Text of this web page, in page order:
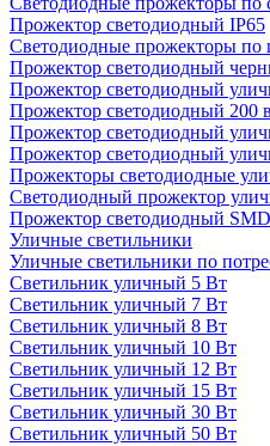
Прожектор светодиодный IP65
Светодиодные прожекторы по
Прожектор светодиодный
Прожектор светодиодный
Прожектор светодиодный 200
Прожектор светодиодный
Прожектор светодиодный
Прожекторы светодиодные
Светодиодный прожектор
Прожектор светодиодный
Уличные светильники
Уличные светильники по
Светильник уличный 5 Вт
Светильник уличный 7 Вт
Светильник уличный 8 Вт
Светильник уличный 10 Вт
Светильник уличный 12 Вт
Светильник уличный 15 Вт
Светильник уличный 30 Вт
Светильник уличный 50 Вт